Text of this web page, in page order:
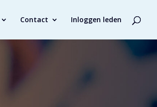
Contact Inloggen leden